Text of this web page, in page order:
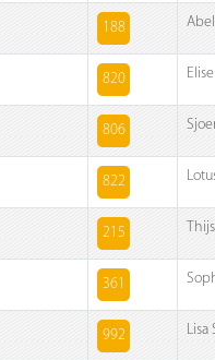
188 Abel
820
806
822
215
361
992 Lisa